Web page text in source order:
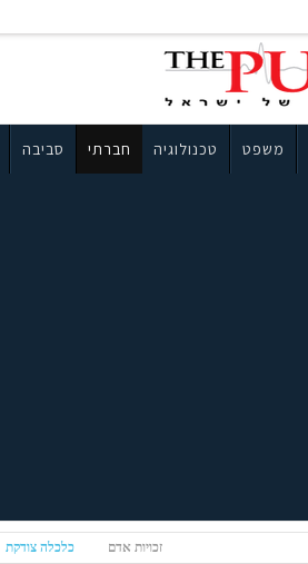
משפט טכנולוגיה חברתי סביבה
זכויות אדם כלכלה צודקת